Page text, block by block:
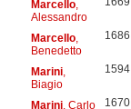
Marcello,
Alessandro
Marcello,
Benedetto
1686
Marini,
Biagio
1594
Marini, Carlo
1670